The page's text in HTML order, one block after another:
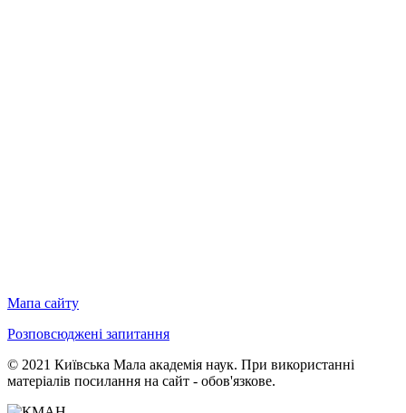
Мапа сайту
Розповсюджені запитання
© 2021 Київська Мала академія наук. При використанні
матеріалів посилання на сайт - обов'язкове.